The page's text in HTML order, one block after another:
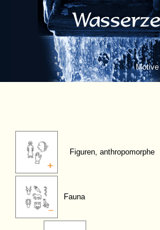
Motive
Figuren, anthropomorphe
Fauna